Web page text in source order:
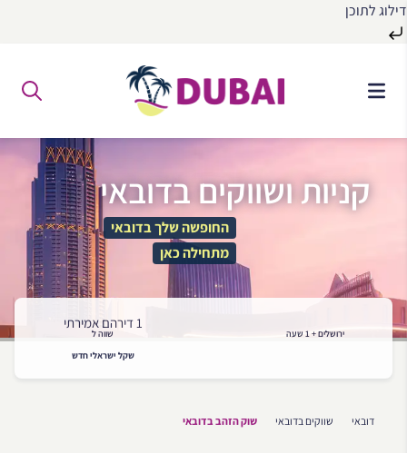
דילוג לתוכן
התוכן
קניות ושווקים בדובאי
החופשה שלך בדובאי
מתחילה כאן
ירושלים + 1 שעה
1 דירהם אמירתי
שווה ל
שקל ישראלי חדש
דובאי שווקים בדובאי שוק הזהב בדובאי